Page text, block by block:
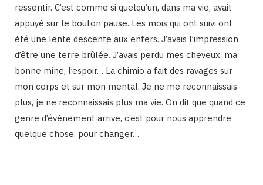
ressentir. C’est comme si quelqu’un, dans ma vie, avait
appuyé sur le bouton pause. Les mois qui ont suivi ont
été une lente descente aux enfers. J’avais l’impression
d’être une terre brûlée. J’avais perdu mes cheveux, ma
bonne mine, l’espoir… La chimio a fait des ravages sur
mon corps et sur mon mental. Je ne me reconnaissais
plus, je ne reconnaissais plus ma vie. On dit que quand ce
genre d’événement arrive, c’est pour nous apprendre
quelque chose, pour changer…